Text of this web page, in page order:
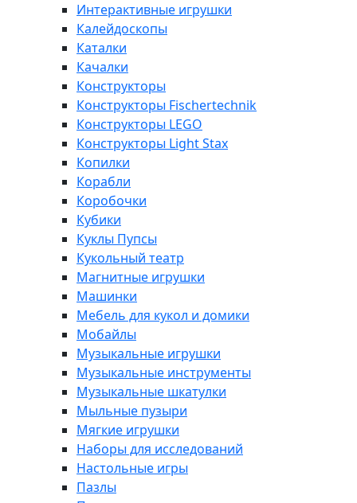
Интерактивные игрушки
Калейдоскопы
Каталки
Качалки
Конструкторы
Конструкторы Fisсhertechnik
Конструкторы LEGO
Конструкторы Light Stax
Копилки
Корабли
Коробочки
Кубики
Куклы Пупсы
Кукольный театр
Магнитные игрушки
Машинки
Мебель для кукол и домики
Мобайлы
Музыкальные игрушки
Музыкальные инструменты
Музыкальные шкатулки
Мыльные пузыри
Мягкие игрушки
Наборы для исследований
Настольные игры
Пазлы